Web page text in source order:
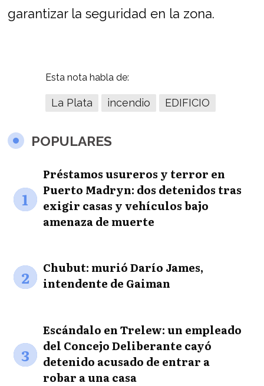
garantizar la seguridad en la zona.
Esta nota habla de:
La Plata incendio EDIFICIO
POPULARES
1
Préstamos usureros y terror en
Puerto Madryn: dos detenidos tras
exigir casas y vehículos bajo
amenaza de muerte
2
Chubut: murió Darío James,
intendente de Gaiman
3
Escándalo en Trelew: un empleado
del Concejo Deliberante cayó
detenido acusado de entrar a
robar a una casa